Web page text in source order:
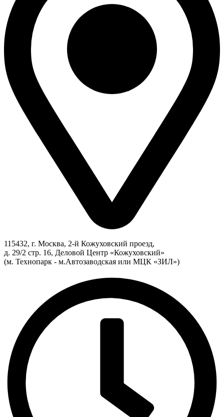
115432, г. Москва, 2-й Кожуховский проезд,
д. 29/2 стр. 16, Деловой Центр «Кожуховский»
(м. Технопарк - м.Автозаводская или МЦК «ЗИЛ»)